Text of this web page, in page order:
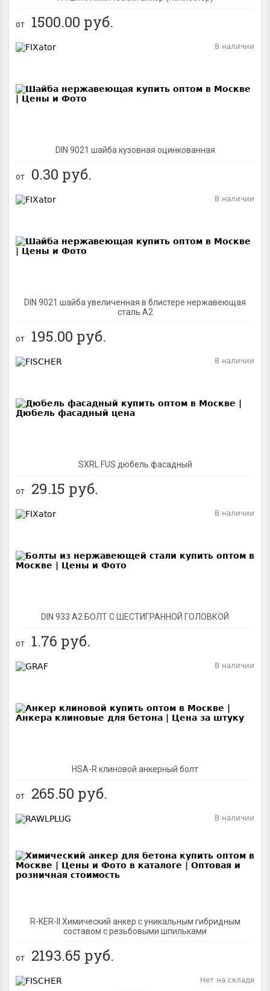
от 1500.00 руб.
DIN 9021 шайба кузовная оцинкованная
В наличии
от 0.30 руб.
DIN 9021 шайба увеличенная в блистере нержавеющая
сталь A2
В наличии
от 195.00 руб.
SXRL FUS дюбель фасадный
В наличии
от 29.15 руб.
DIN 933 А2 БОЛТ С ШЕСТИГРАННОЙ ГОЛОВКОЙ
В наличии
от 1.76 руб.
HSA-R клиновой анкерный болт
В наличии
от 265.50 руб.
R-KER-II Химический анкер с уникальным гибридным
составом с резьбовыми шпильками
В наличии
от 2193.65 руб.
Нет на складе